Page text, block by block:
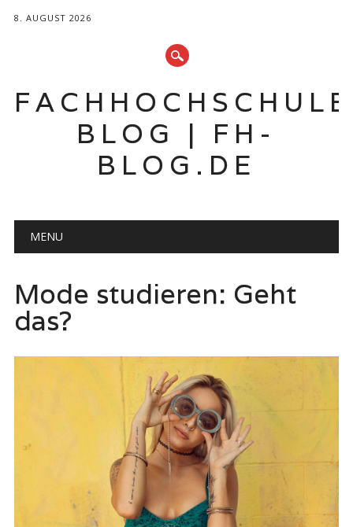
8. AUGUST 2026
BLOG | FH-
BLOG.DE
Hauptmenü
MENU
Mode studieren: Geht
das?